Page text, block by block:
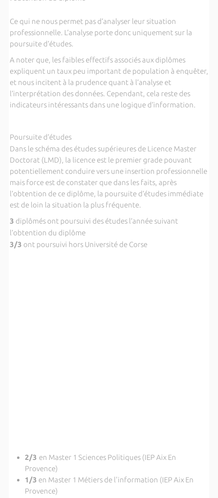
Ce qui ne nous permet pas d’analyser leur situation
professionnelle. L’analyse porte donc uniquement sur la
poursuite d’études.
A noter que, les faibles effectifs associés aux diplômes
expliquent un taux peu important de population à enquêter,
et nous incitent à la prudence quant à l’analyse et
l’interprétation des données. Cependant, cela reste des
indicateurs intéressants dans une logique d’information.
Poursuite d’études
Dans le schéma des études supérieures de Licence Master
Doctorat (LMD), la licence est le premier grade pouvant
potentiellement conduire vers une insertion professionnelle
mais force est de constater que dans les faits, après
l’obtention de ce diplôme, la poursuite d’études immédiate
est de loin la situation la plus fréquente.
3 diplômés ont poursuivi des études l’année suivant
l’obtention du diplôme
3/3 ont poursuivi hors Université de Corse
2/3 en Master 1 Sciences Politiques (IEP Aix En
Provence)
1/3 en Master 1 Métiers de l'information (IEP Aix En
Provence)